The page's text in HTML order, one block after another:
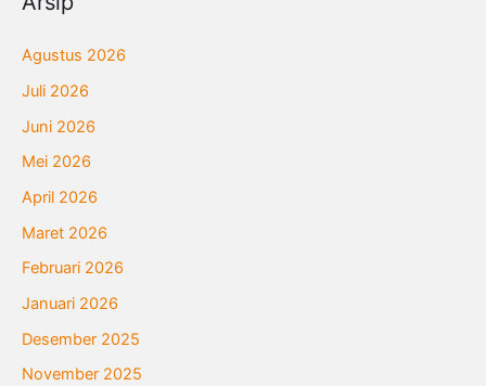
Agustus 2026
Juli 2026
Juni 2026
Mei 2026
April 2026
Maret 2026
Februari 2026
Januari 2026
Desember 2025
November 2025